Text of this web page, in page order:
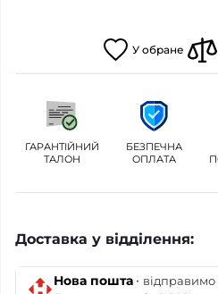
У обране
ГАРАНТІЙНИЙ
ТАЛОН
БЕЗПЕЧНА
ОПЛАТА
Доставка у відділення:
Нова пошта · відправимо